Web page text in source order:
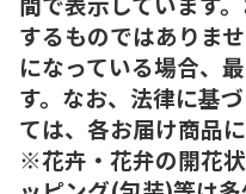
するものではありま
になっている場合、
す。なお、法律に基
ては、各お届け商品
※花卉・花弁の開花